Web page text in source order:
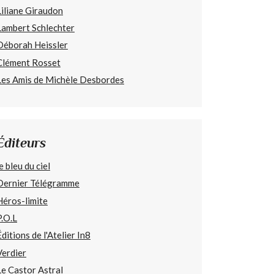
Giraudon
Schlechter
Heissler
Rosset
Amis de Michèle Desbordes
bleu du ciel
Télégramme
limite
de l'Atelier In8
Castor Astral